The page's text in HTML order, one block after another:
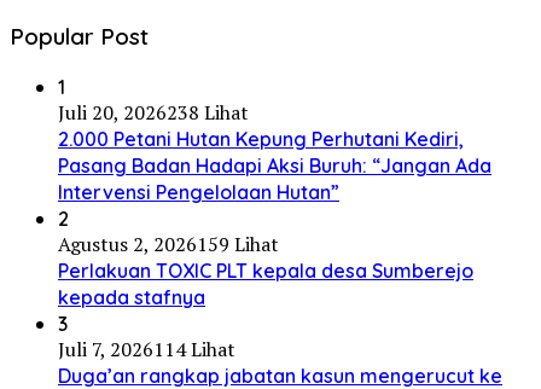
Popular Post
1
Juli 20, 2026238 Lihat
2.000 Petani Hutan Kepung Perhutani Kediri,
Pasang Badan Hadapi Aksi Buruh: “Jangan Ada
Intervensi Pengelolaan Hutan”
2
Agustus 2, 2026159 Lihat
Perlakuan TOXIC PLT kepala desa Sumberejo
kepada stafnya
3
Juli 7, 2026114 Lihat
Duga’an rangkap jabatan kasun mengerucut ke